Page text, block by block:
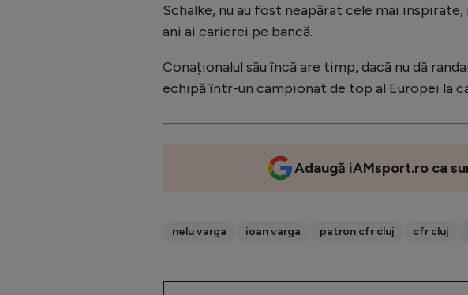
Schalke, nu au fost neapărat cele mai
ani ai carierei pe bancă.
Conaționalul său încă are timp, dacă nu dă
echipă într-un campionat de top al Europei la
Adaugă iAMsport.ro ca
nelu varga ioan varga patron cfr cluj cfr cluj